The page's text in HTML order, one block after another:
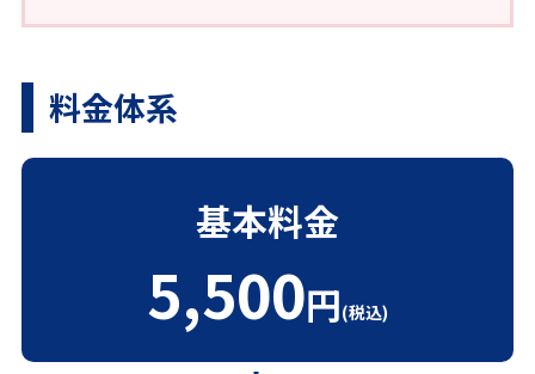
料金体系
基本料金
5,500円(税込)